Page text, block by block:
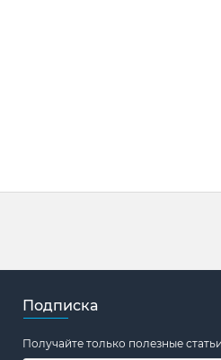
Подписка
Получайте только полезные